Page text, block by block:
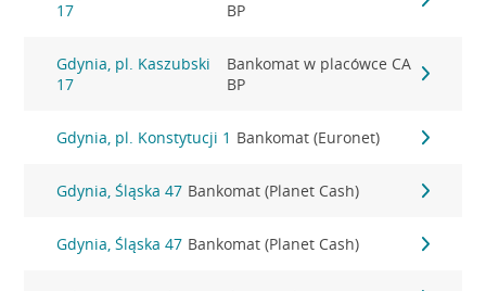
17
BP
Gdynia, pl. Kaszubski
17
Bankomat w placówce CA
BP
Gdynia, pl. Konstytucji 1 Bankomat (Euronet)
Gdynia, Śląska 47 Bankomat (Planet Cash)
Gdynia, Śląska 47 Bankomat (Planet Cash)